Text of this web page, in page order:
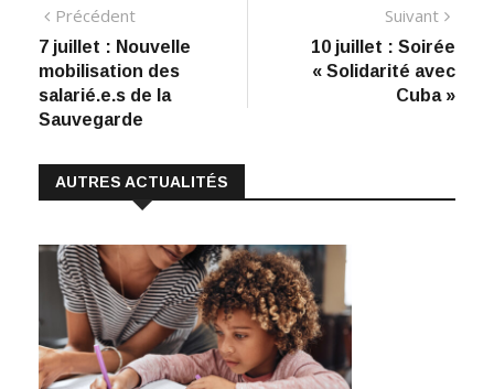
e
b
o
o
k
k
e
dI
p
p
y
Navigation
de
l’article
PrécédentArticle
précédent
7 juillet : Nouvelle
mobilisation des
salarié.e.s de la
Sauvegarde
Suivant
:
10 juillet : Soirée
« Solidarité avec
Cuba »
AUTRES ACTUALITÉS